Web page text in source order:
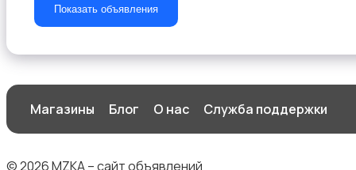
Показать объявления
Магазины Блог О нас Служба поддержки
© 2026 MZKA – сайт объявлений